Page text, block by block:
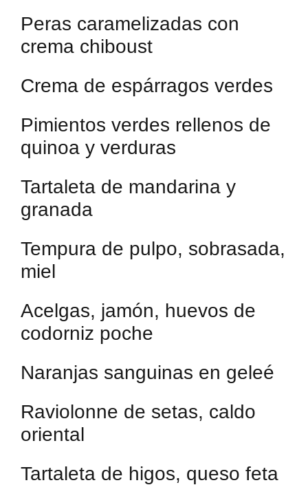
Peras caramelizadas con
crema chiboust
Crema de espárragos verdes
Pimientos verdes rellenos de
quinoa y verduras
Tartaleta de mandarina y
granada
Tempura de pulpo, sobrasada,
miel
Acelgas, jamón, huevos de
codorniz poche
Naranjas sanguinas en geleé
Raviolonne de setas, caldo
oriental
Tartaleta de higos, queso feta